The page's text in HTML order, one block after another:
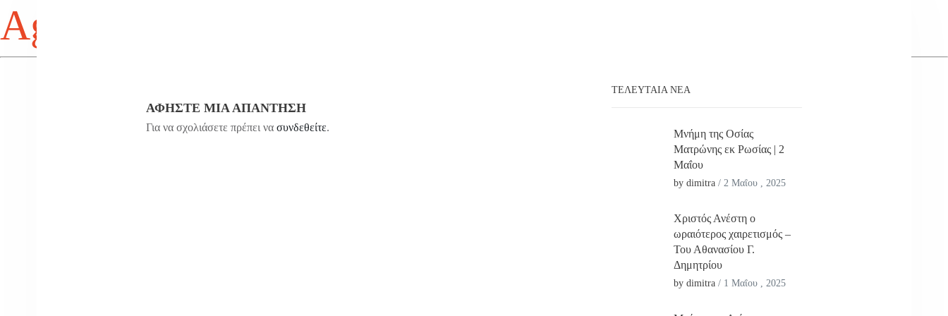
Agios Antonios
ΑΦΉΣΤΕ ΜΙΑ ΑΠΆΝΤΗΣΗ
Για να σχολιάσετε πρέπει να συνδεθείτε.
ΤΕΛΕΥΤΑΊΑ ΝΕΑ
Μνήμη της Οσίας
Ματρώνης εκ Ρωσίας | 2
Μαΐου
by dimitra / 2 Μαΐου , 2025
Χριστός Ανέστη ο
ωραιότερος χαιρετισμός –
Του Αθανασίου Γ.
Δημητρίου
by dimitra / 1 Μαΐου , 2025